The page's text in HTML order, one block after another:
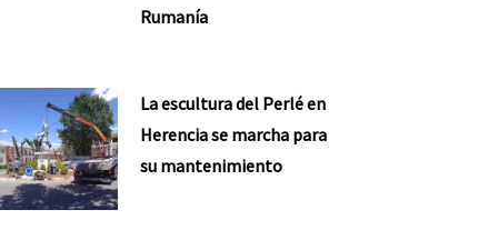
Rumanía
La escultura del Perlé en
Herencia se marcha para
su mantenimiento